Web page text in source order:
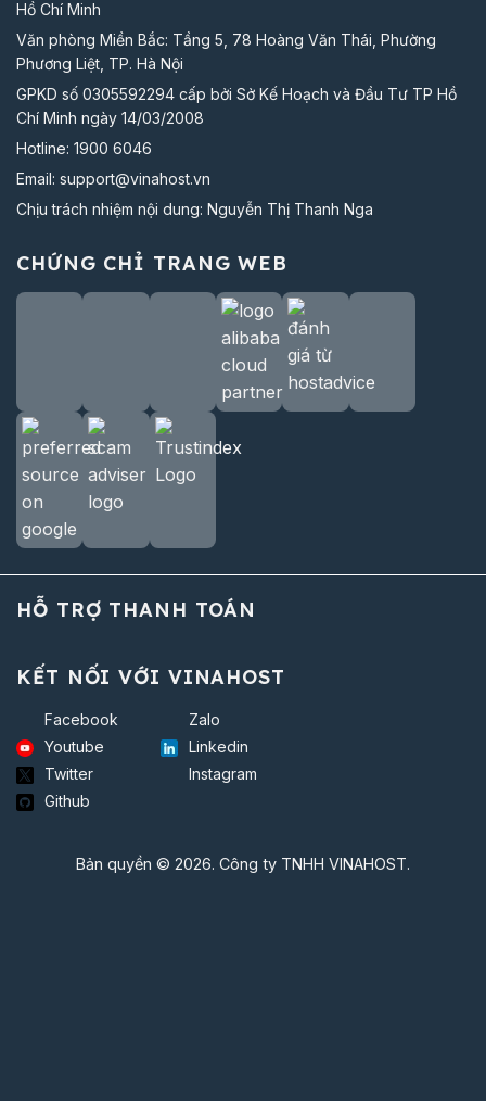
Hồ Chí Minh
Văn phòng Miền Bắc: Tầng 5, 78 Hoàng Văn Thái, Phường
Phương Liệt, TP. Hà Nội
GPKD số 0305592294 cấp bởi Sở Kế Hoạch và Đầu Tư TP Hồ
Chí Minh ngày 14/03/2008
Hotline: 1900 6046
Email: support@vinahost.vn
Chịu trách nhiệm nội dung: Nguyễn Thị Thanh Nga
CHỨNG CHỈ TRANG WEB
HỖ TRỢ THANH TOÁN
KẾT NỐI VỚI VINAHOST
Facebook
Zalo
Youtube
Linkedin
Twitter
Instagram
Github
Bản quyền © 2026. Công ty TNHH VINAHOST.